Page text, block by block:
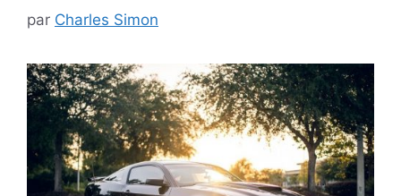
par Charles Simon